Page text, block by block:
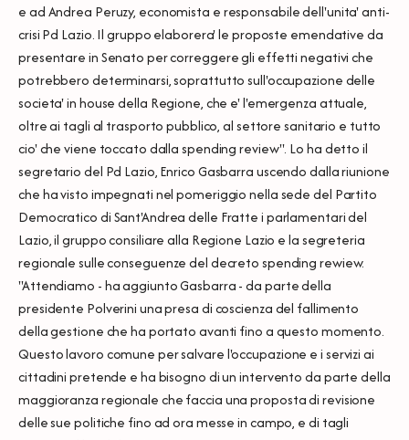
e ad Andrea Peruzy, economista e responsabile dell'unita' anti-
crisi Pd Lazio. Il gruppo elaborera' le proposte emendative da
presentare in Senato per correggere gli effetti negativi che
potrebbero determinarsi, soprattutto sull'occupazione delle
societa' in house della Regione, che e' l'emergenza attuale,
oltre ai tagli al trasporto pubblico, al settore sanitario e tutto
cio' che viene toccato dalla spending review". Lo ha detto il
segretario del Pd Lazio, Enrico Gasbarra uscendo dalla riunione
che ha visto impegnati nel pomeriggio nella sede del Partito
Democratico di Sant'Andrea delle Fratte i parlamentari del
Lazio, il gruppo consiliare alla Regione Lazio e la segreteria
regionale sulle conseguenze del decreto spending rewiew.
"Attendiamo - ha aggiunto Gasbarra - da parte della
presidente Polverini una presa di coscienza del fallimento
della gestione che ha portato avanti fino a questo momento.
Questo lavoro comune per salvare l'occupazione e i servizi ai
cittadini pretende e ha bisogno di un intervento da parte della
maggioranza regionale che faccia una proposta di revisione
delle sue politiche fino ad ora messe in campo, e di tagli